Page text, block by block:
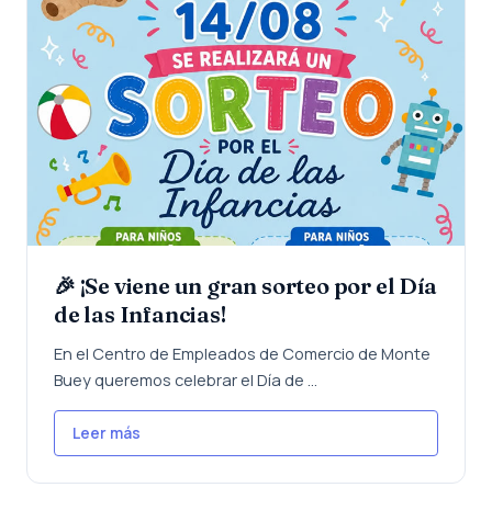
🎉 ¡Se viene un gran sorteo por el Día
de las Infancias!
En el Centro de Empleados de Comercio de Monte
Buey queremos celebrar el Día de ...
Leer más